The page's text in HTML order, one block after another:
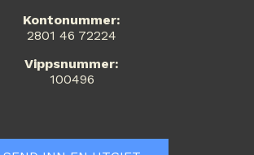
Kontonummer:
2801 46 72224
Vippsnummer:
100496